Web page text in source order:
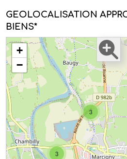
GEOLOCALISATION
BIENS*
3
3
+
−